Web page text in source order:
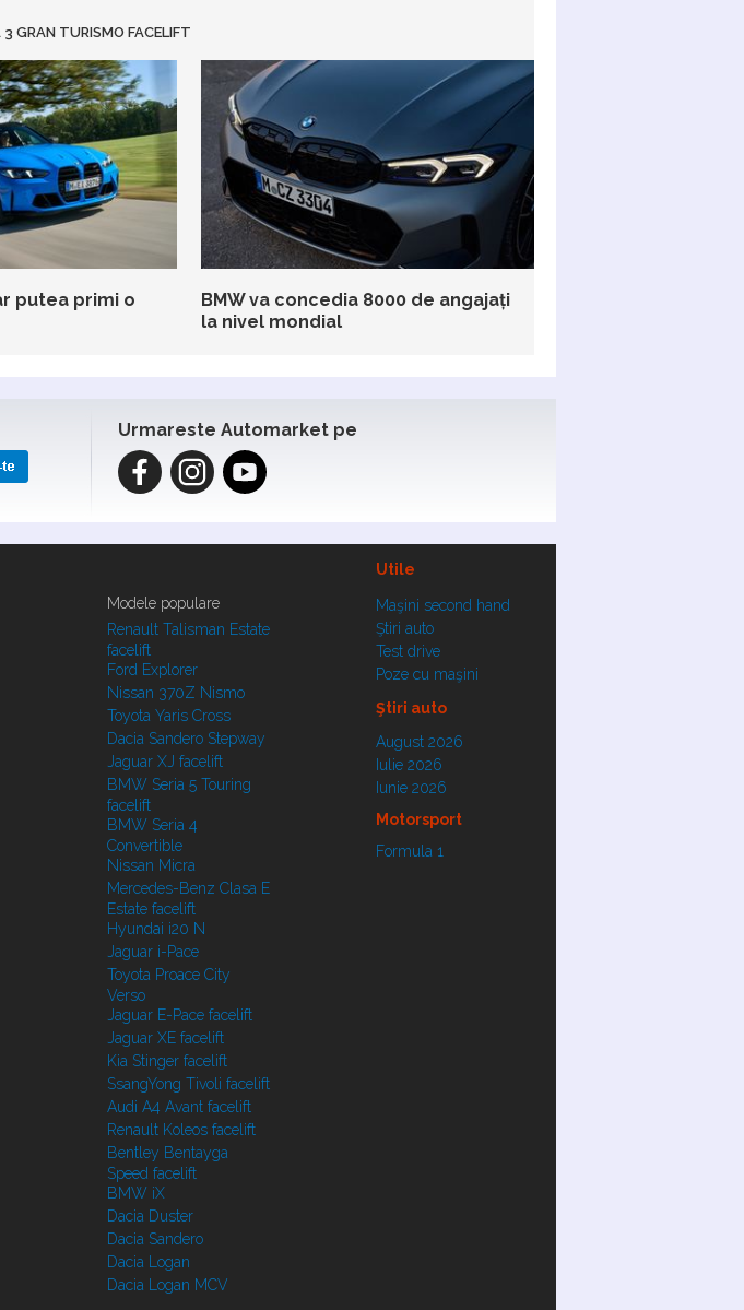
3 GRAN TURISMO FACELIFT
putea primi o
BMW va concedia 8000 de angajați
la nivel mondial
Urmareste Automarket pe
Utile
Modele populare
Renault Talisman Estate
facelift
Ford Explorer
Nissan 370Z Nismo
Toyota Yaris Cross
Dacia Sandero Stepway
Jaguar XJ facelift
BMW Seria 5 Touring
facelift
BMW Seria 4
Convertible
Nissan Micra
Mercedes-Benz Clasa E
Estate facelift
Hyundai i20 N
Jaguar i-Pace
Toyota Proace City
Verso
Jaguar E-Pace facelift
Jaguar XE facelift
Kia Stinger facelift
SsangYong Tivoli facelift
Audi A4 Avant facelift
Renault Koleos facelift
Bentley Bentayga
Speed facelift
BMW iX
Dacia Duster
Dacia Sandero
Dacia Logan
Dacia Logan MCV
Maşini second hand
Ştiri auto
Test drive
Poze cu maşini
Ştiri auto
August 2026
Iulie 2026
Iunie 2026
Motorsport
Formula 1